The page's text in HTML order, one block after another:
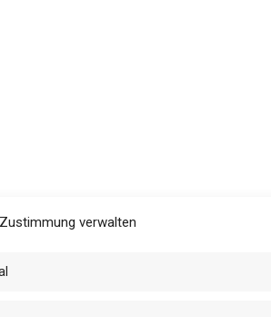
Zustimmung verwalten